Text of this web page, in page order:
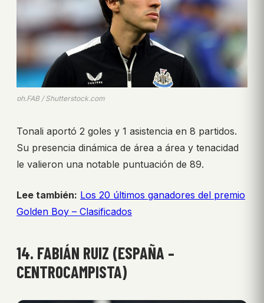
ph.FAB / Shutterstock.com
Tonali aportó 2 goles y 1 asistencia en 8 partidos.
Su presencia dinámica de área a área y tenacidad
le valieron una notable puntuación de 89.
Lee también: Los 20 últimos ganadores del premio
Golden Boy – Clasificados
14. FABIÁN RUIZ (ESPAÑA –
CENTROCAMPISTA)